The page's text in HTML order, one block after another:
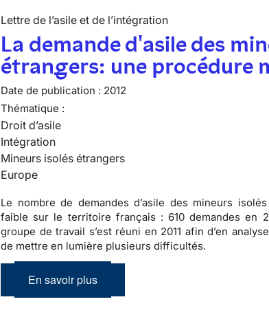
Lettre de l’asile et de l’intégration
La demande d'asile des
étrangers: une procédure
Date de publication : 2012
Thématique :
Droit d’asile
Intégration
Mineurs isolés étrangers
Europe
Le nombre de demandes d’asile des mineurs
faible sur le territoire français : 610 demandes en
groupe de travail s’est réuni en 2011 afin d’en
de mettre en lumière plusieurs difficultés.
En savoir plus